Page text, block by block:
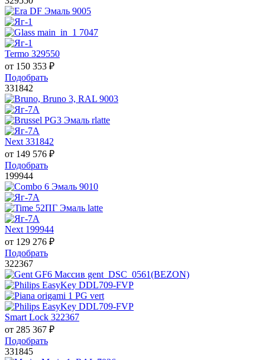
Termo 329550
от 150 353 ₽
Подобрать
331842
Next 331842
от 149 576 ₽
Подобрать
199944
Next 199944
от 129 276 ₽
Подобрать
322367
Smart Lock 322367
от 285 367 ₽
Подобрать
331845